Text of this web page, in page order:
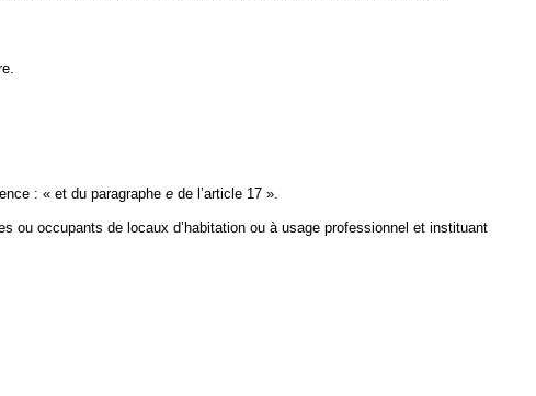
: « et du paragraphe ede l’article 17 ».
ou occupants de locaux d’habitation ou à usage professionnel et instituant